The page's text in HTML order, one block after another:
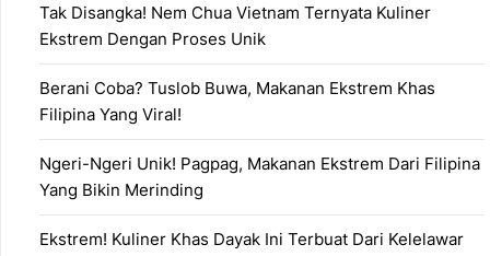
Tak Disangka! Nem Chua Vietnam Ternyata Kuliner
Ekstrem Dengan Proses Unik
Berani Coba? Tuslob Buwa, Makanan Ekstrem Khas
Filipina Yang Viral!
Ngeri-Ngeri Unik! Pagpag, Makanan Ekstrem Dari Filipina
Yang Bikin Merinding
Ekstrem! Kuliner Khas Dayak Ini Terbuat Dari Kelelawar